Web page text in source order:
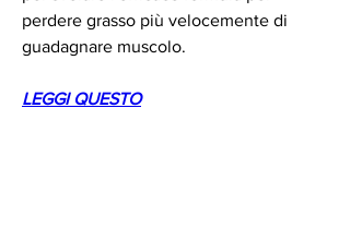
perdere grasso più velocemente di
guadagnare muscolo.
LEGGI QUESTO